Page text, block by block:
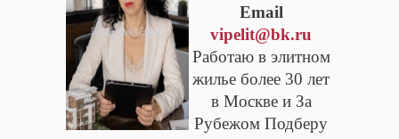
Email
vipelit@bk.ru
Работаю в элитном
жилье более 30 лет
в Москве и За
Рубежом Подберу